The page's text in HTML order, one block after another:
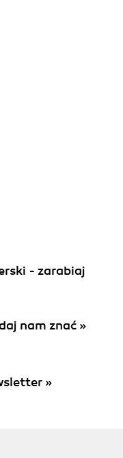
- zarabiaj
nam znać »
»